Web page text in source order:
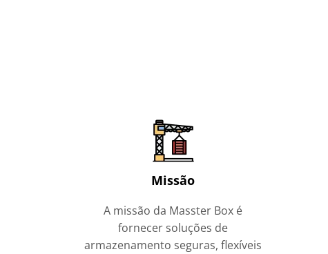
Missão
A missão da Masster Box é
fornecer soluções de
armazenamento seguras, flexíveis